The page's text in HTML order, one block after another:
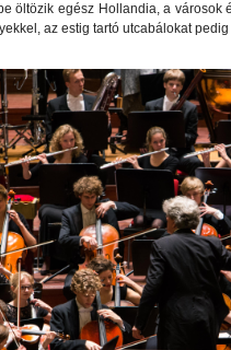
öltözik egész Hollandia, a városok
az estig tartó utcabálokat